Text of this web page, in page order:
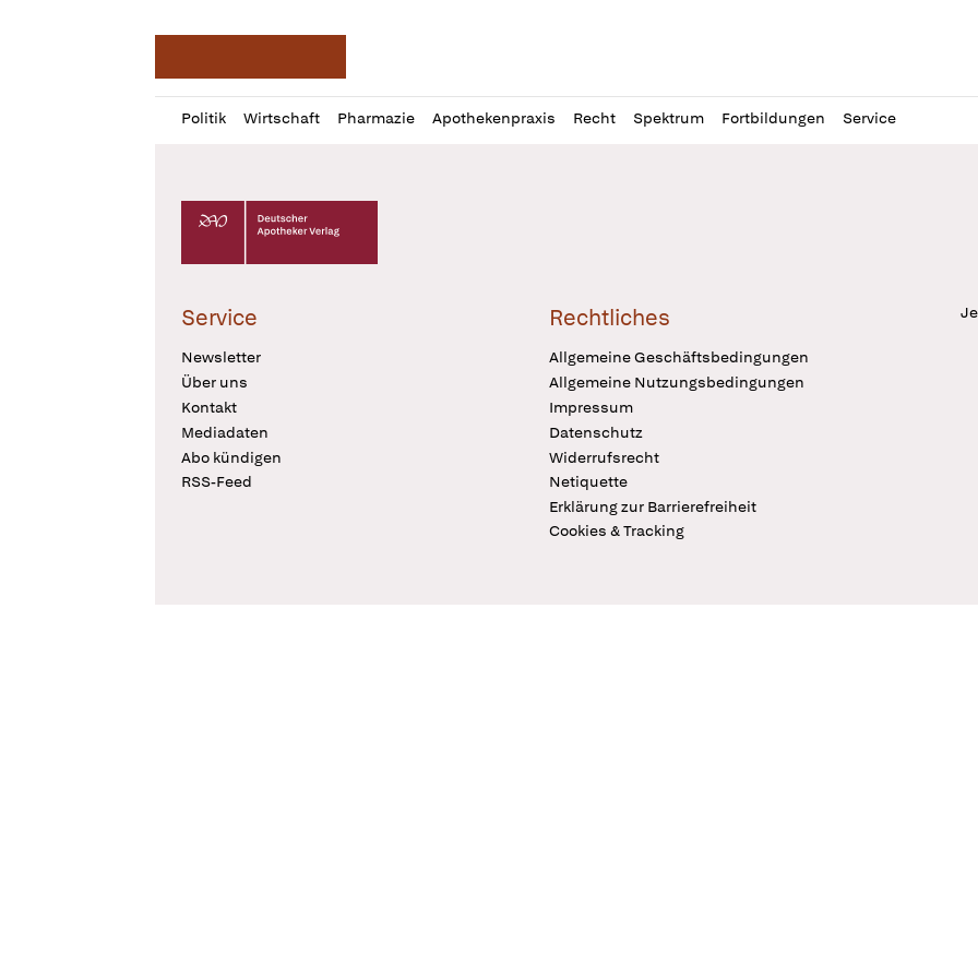
Politik Wirtschaft Pharmazie Apothekenpraxis Recht Spektrum Fortbildungen Service
Profil
öffnen
Daz
Pur
Deutscher Apotheker Verlag Logo
Service
Newsletter
Über uns
Kontakt
Mediadaten
Abo kündigen
RSS-Feed
Rechtliches
Allgemeine Geschäftsbedingungen
Allgemeine Nutzungsbedingungen
Impressum
Datenschutz
Widerrufsrecht
Netiquette
Erklärung zur Barrierefreiheit
Cookies & Tracking